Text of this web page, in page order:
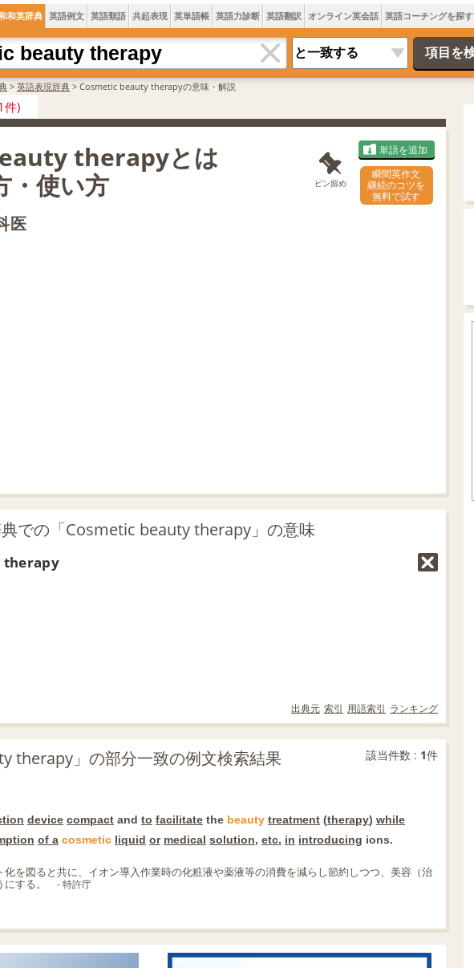
和英辞典 英語例文 英語類語 共起表現 英単語帳 英語力診断 英語翻訳 オンライン英会話 英語コーチングを探す
> 英語表現辞典 > Cosmetic beauty therapyの意味・解説
件)
therapyとは
・使い方
ピン留め
単語を追加
瞬間英作文
継続のコツを
無料で試す
医
での「Cosmetic beauty therapy」の意味
therapy
出典元 索引 用語索引 ランキング
therapy」の部分一致の例文検索結果 該当件数 : 1件
device compact and to facilitate the beauty treatment (therapy) while
of a cosmetic liquid or medical solution, etc. in introducing ions.
を図ると共に、イオン導入作業時の化粧液や薬液等の消費を減らし節約しつつ、美容（治
する。
- 特許庁